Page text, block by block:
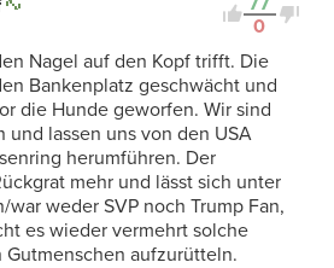
0
Nagel auf den Kopf trifft. Die
Bankenplatz geschwächt und
die Hunde geworfen. Wir sind
lassen uns von den USA
herumführen. Der
mehr und lässt sich unter
weder SVP noch Trump Fan,
es wieder vermehrt solche
aufzurütteln.